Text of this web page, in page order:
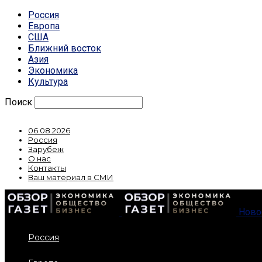
Россия
Европа
США
Ближний восток
Азия
Экономика
Культура
Поиск
06.08.2026
Россия
Зарубеж
О нас
Контакты
Ваш материал в СМИ
Россия